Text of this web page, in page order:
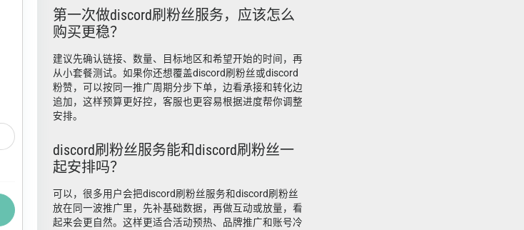
第一次做discord刷粉丝服务，应该怎么
购买更稳？
建议先确认链接、数量、目标地区和希望开始的时间，再
从小套餐测试。如果你还想覆盖discord刷粉丝或discord
粉赞，可以按同一推广周期分步下单，边看承接和转化边
追加，这样预算更好控，客服也更容易根据进度帮你调整
安排。
discord刷粉丝服务能和discord刷粉丝一
起安排吗？
可以，很多用户会把discord刷粉丝服务和discord刷粉丝
放在同一波推广里，先补基础数据，再做互动或放量，看
起来会更自然。这样更适合活动预热、品牌推广和账号冷